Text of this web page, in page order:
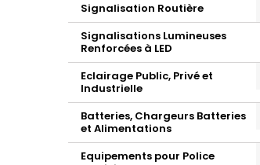
Signalisation Routière
Signalisations Lumineuses
Renforcées à LED
Eclairage Public, Privé et
Industrielle
Batteries, Chargeurs Batteries
et Alimentations
Equipements pour Police